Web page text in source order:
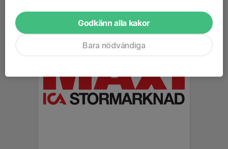
Godkänn alla kakor
Bara nödvändiga